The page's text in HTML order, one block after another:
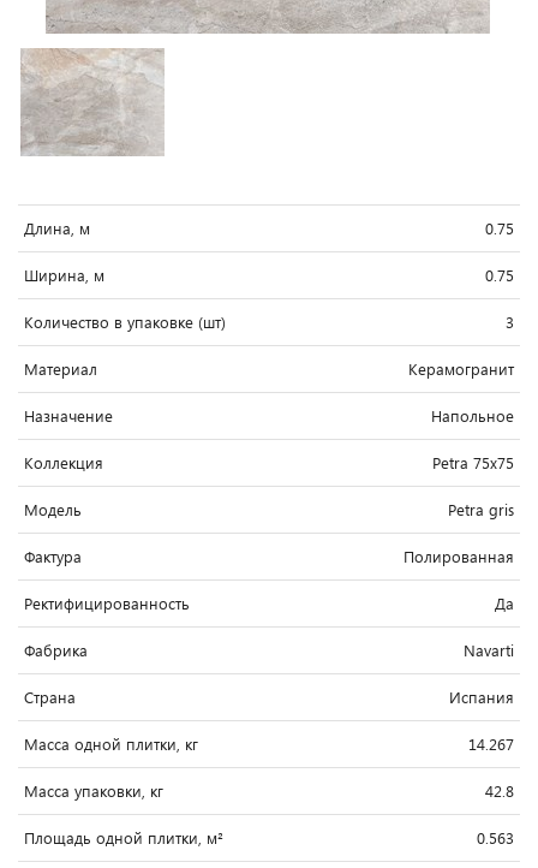
Длина, м 0.75
Ширина, м 0.75
Количество в упаковке (шт) 3
Материал Керамогранит
Назначение Напольное
Коллекция Petra 75x75
Модель Petra gris
Фактура Полированная
Ректифицированность Да
Фабрика Navarti
Страна Испания
Масса одной плитки, кг 14.267
Масса упаковки, кг 42.8
Площадь одной плитки, м² 0.563